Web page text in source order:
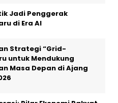
Jadi Penggerak
di Era AI
Strategi “Grid-
untuk Mendukung
Masa Depan di Ajang